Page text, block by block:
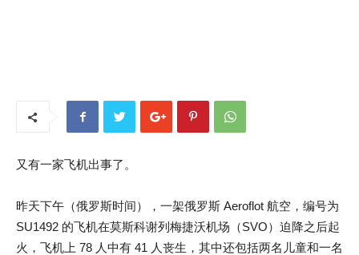
又有一家飞机出事了。
昨天下午（俄罗斯时间），一架俄罗斯 Aeroflot 航空，编号为
SU1492 的飞机在莫斯科谢列梅捷沃机场（SVO）迫降之后起
火，飞机上 78 人中有 41 人丧生，其中还包括两名儿童和一名